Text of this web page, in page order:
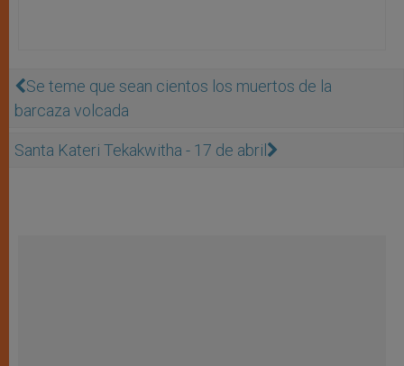
Se teme que sean cientos los muertos de la
barcaza volcada
Santa Kateri Tekakwitha - 17 de abril